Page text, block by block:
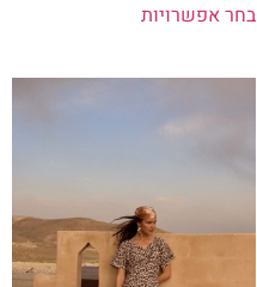
בחר אפשרויות